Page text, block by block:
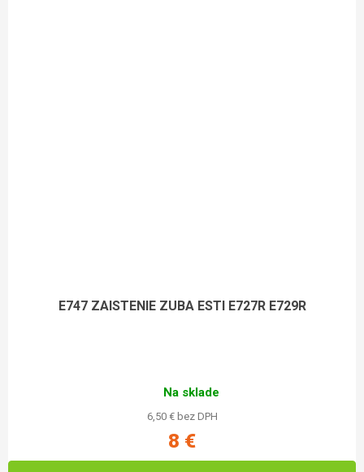
E747 ZAISTENIE ZUBA ESTI E727R E729R
Na sklade
6,50 € bez DPH
8 €